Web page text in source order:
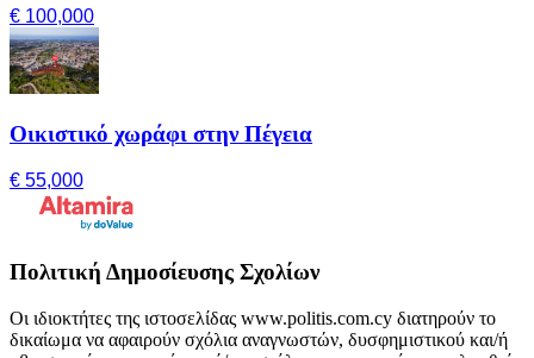
€ 100,000
Οικιστικό χωράφι στην Πέγεια
€ 55,000
Πολιτική Δημοσίευσης Σχολίων
Οι ιδιοκτήτες της ιστοσελίδας www.politis.com.cy διατηρούν το
δικαίωμα να αφαιρούν σχόλια αναγνωστών, δυσφημιστικού και/ή